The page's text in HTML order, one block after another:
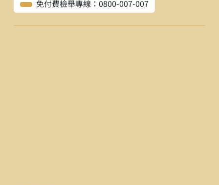
免付費檢舉專線：0800-007-007